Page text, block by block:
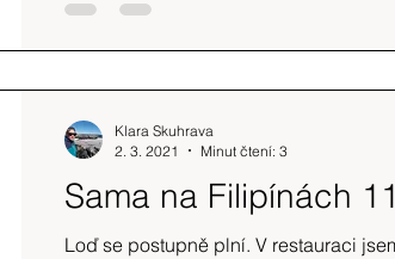
Sama na Filipínách
Loď se postupně plní. V restauraci
Klara Skuhrava
2. 3. 2021
Minut čtení: 3